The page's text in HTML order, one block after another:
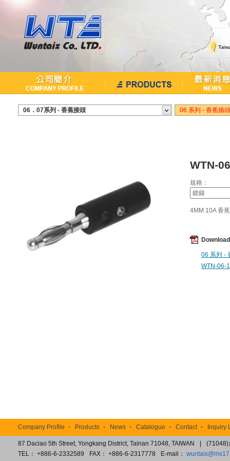
06．07系列 - 香蕉接頭 06 系列 - 香蕉插頭
WTN-
規格：
4MM 10A 香
06 系列 -
WTN-06-
Company Profile Products News Catalogue Contact Inquiry
87 Daciao 5th Street, Yongkang District, Tainan 71048, TAIWAN
(71048)
TEL： +886-6-2332589
FAX： +886-6-2317778 E-mail：
TOP